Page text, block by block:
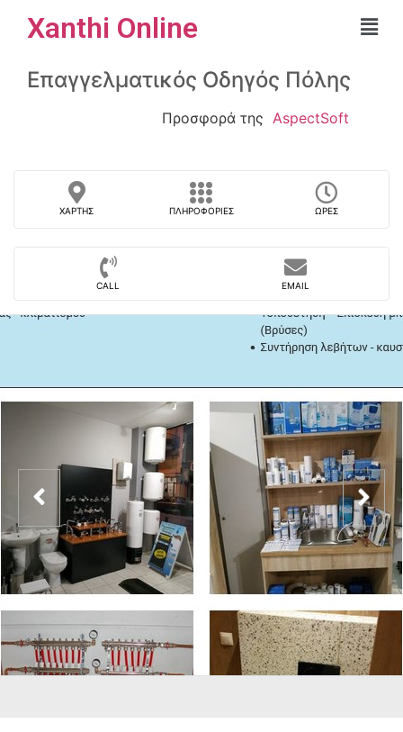
Xanthi Online
Επαγγελματικός Οδηγός Πόλης
Προσφορά της AspectSoft
ΧΆΡΤΗΣ ΠΛΗΡΟΦΟΡΊΕΣ ΏΡΕΣ
CALL EMAIL